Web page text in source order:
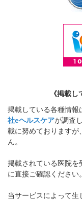
《掲載
掲載している各種情報
社eヘルスケアが調査
載に努めておりますが
ん。
掲載されている医院を
に直接ご確認ください。
当サービスによって生